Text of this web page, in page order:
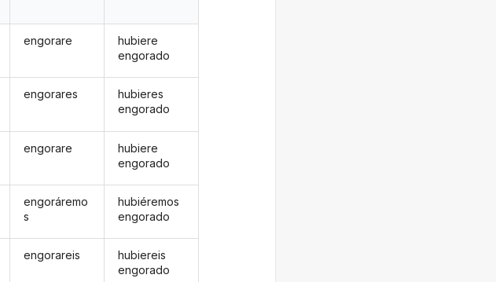
engorare
engorares
engorare
engoráremo
s
engorareis
hubiere
engorado
hubieres
engorado
hubiere
engorado
hubiéremos
engorado
hubiereis
engorado